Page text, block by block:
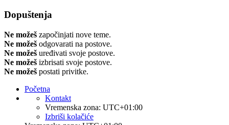
Dopuštenja
Ne možeš započinjati nove teme.
Ne možeš odgovarati na postove.
Ne možeš uređivati svoje postove.
Ne možeš izbrisati svoje postove.
Ne možeš postati privitke.
Početna
Kontakt
Vremenska zona: UTC+01:00
Izbriši kolačiće